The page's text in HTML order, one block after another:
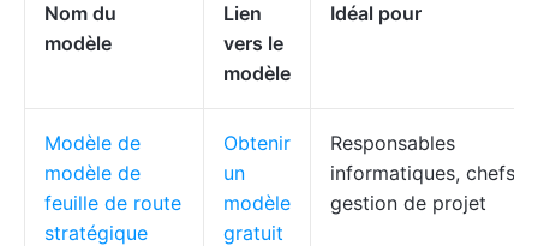
Nom du
modèle
Lien
vers le
modèle
Idéal pour
Modèle de
modèle de
feuille de route
stratégique
Obtenir
un
modèle
gratuit
Responsables
informatiques, chefs
gestion de projet